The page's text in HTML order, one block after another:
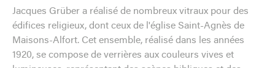
Jacques Grüber a réalisé de nombreux vitraux pour des
édifices religieux, dont ceux de l'église Saint-Agnès de
Maisons-Alfort. Cet ensemble, réalisé dans les années
1920, se compose de verrières aux couleurs vives et